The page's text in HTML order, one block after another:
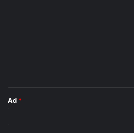
Ad *